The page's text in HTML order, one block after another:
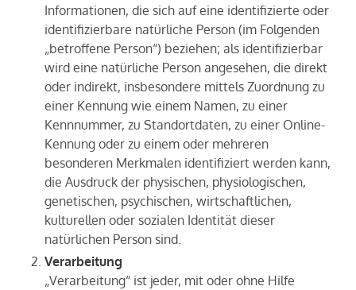
Informationen, die sich auf eine identifizierte oder
identifizierbare natürliche Person (im Folgenden
„betroffene Person“) beziehen; als identifizierbar
wird eine natürliche Person angesehen, die direkt
oder indirekt, insbesondere mittels Zuordnung zu
einer Kennung wie einem Namen, zu einer
Kennnummer, zu Standortdaten, zu einer Online-
Kennung oder zu einem oder mehreren
besonderen Merkmalen identifiziert werden kann,
die Ausdruck der physischen, physiologischen,
genetischen, psychischen, wirtschaftlichen,
kulturellen oder sozialen Identität dieser
natürlichen Person sind.
Verarbeitung
„Verarbeitung“ ist jeder, mit oder ohne Hilfe